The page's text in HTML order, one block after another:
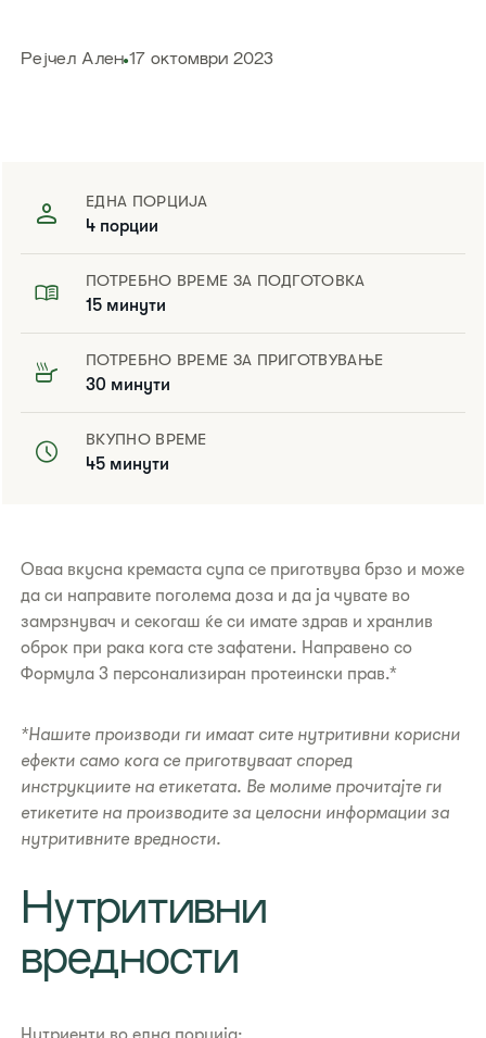
​Рејчел Ален 17 октомври 2023
ЕДНА ПОРЦИЈА
4 порции
ПОТРЕБНО ВРЕМЕ ЗА ПОДГОТОВКА
15 минути
ПОТРЕБНО ВРЕМЕ ЗА ПРИГОТВУВАЊЕ
30 минути
ВКУПНО ВРЕМЕ
45 минути
​Оваа вкусна кремаста супа се приготвува брзо и може
да си направите поголема доза и да ја чувате во
замрзнувач и секогаш ќе си имате здрав и хранлив
оброк при рака кога сте зафатени. Направено со
Формула 3 персонализиран протеински прав.*​
*Нашите производи ги имаат сите нутритивни корисни
ефекти само кога се приготвуваат според
инструкциите на етикетата. Ве молиме прочитајте ги
етикетите на производите за целосни информации за
нутритивните вредности.
​Нутритивни
вредности